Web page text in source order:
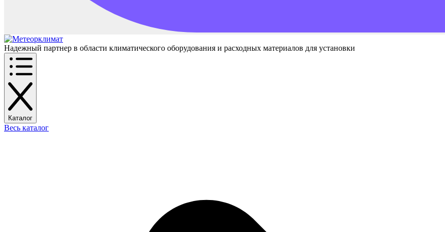
Надежный партнер в области климатического оборудования и расходных материалов для установки
Каталог
Весь каталог